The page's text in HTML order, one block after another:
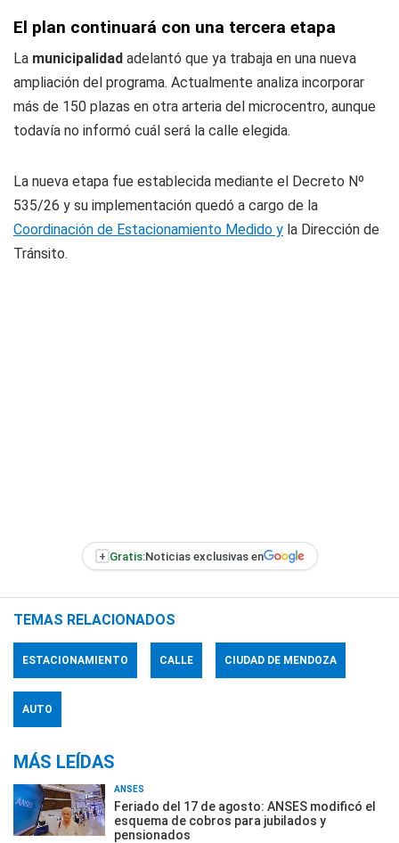
El plan continuará con una tercera etapa
La municipalidad adelantó que ya trabaja en una nueva
ampliación del programa. Actualmente analiza incorporar
más de 150 plazas en otra arteria del microcentro, aunque
todavía no informó cuál será la calle elegida.
La nueva etapa fue establecida mediante el Decreto Nº
535/26 y su implementación quedó a cargo de la
Coordinación de Estacionamiento Medido y la Dirección de
Tránsito.
+ Gratis:Noticias exclusivas en
TEMAS RELACIONADOS
ESTACIONAMIENTO CALLE CIUDAD DE MENDOZA
AUTO
MÁS LEÍDAS
ANSES
Feriado del 17 de agosto: ANSES modificó el
esquema de cobros para jubilados y
pensionados